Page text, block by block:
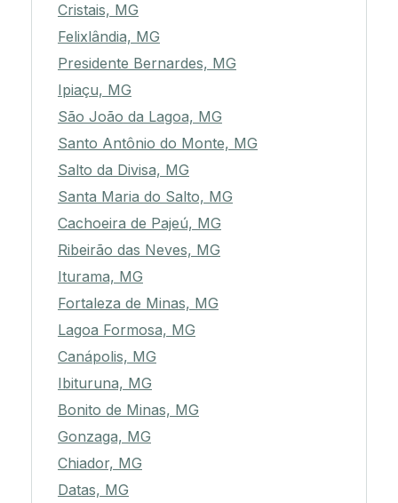
Cristais, MG
Felixlândia, MG
Presidente Bernardes, MG
Ipiaçu, MG
São João da Lagoa, MG
Santo Antônio do Monte, MG
Salto da Divisa, MG
Santa Maria do Salto, MG
Cachoeira de Pajeú, MG
Ribeirão das Neves, MG
Iturama, MG
Fortaleza de Minas, MG
Lagoa Formosa, MG
Canápolis, MG
Ibituruna, MG
Bonito de Minas, MG
Gonzaga, MG
Chiador, MG
Datas, MG